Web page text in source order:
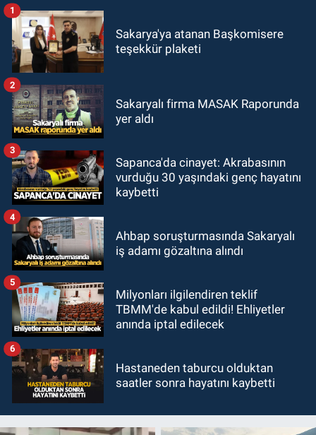
Sakarya'ya atanan Başkomisere
teşekkür plaketi
1
Sakaryalı firma MASAK Raporunda
yer aldı
2
Sapanca'da cinayet: Akrabasının
vurduğu 30 yaşındaki genç hayatını
kaybetti
3
Ahbap soruşturmasında Sakaryalı
iş adamı gözaltına alındı
4
Milyonları ilgilendiren teklif
TBMM'de kabul edildi! Ehliyetler
anında iptal edilecek
5
Hastaneden taburcu olduktan
saatler sonra hayatını kaybetti
6